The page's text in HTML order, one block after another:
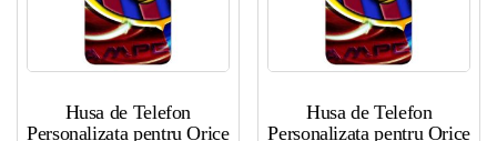
Husa de Telefon
Personalizata pentru Orice
Husa de Telefon
Personalizata pentru Orice